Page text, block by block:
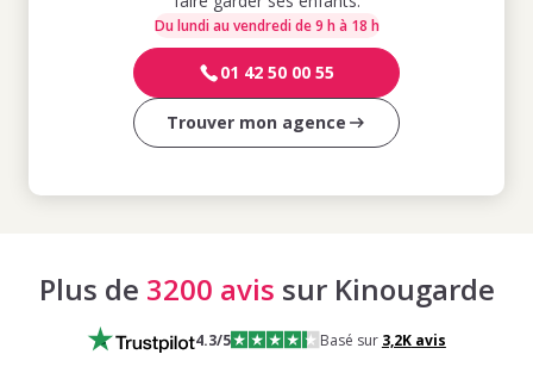
Du lundi au vendredi de 9 h à 18 h
01 42 50 00 55
Trouver mon agence
Plus de 3200 avis sur Kinougarde
4.3/5 Basé sur 3,2Kavis